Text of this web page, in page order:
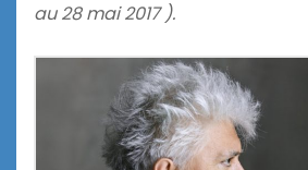
au 28 mai 2017 ).